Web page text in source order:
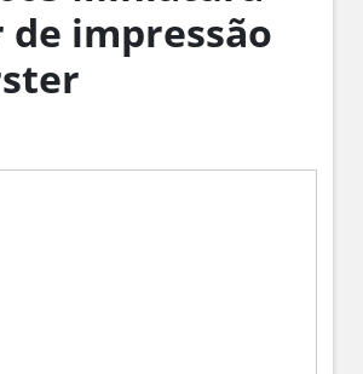
de impressão